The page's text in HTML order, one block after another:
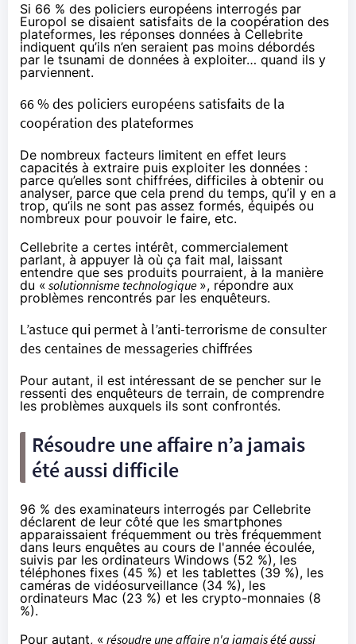
Si 66 % des policiers européens interrogés par
Europol se disaient satisfaits de la coopération des
plateformes, les réponses données à Cellebrite
indiquent qu’ils n’en seraient pas moins débordés
par le tsunami de données à exploiter… quand ils y
parviennent.
66 % des policiers européens satisfaits de la
coopération des plateformes
De nombreux facteurs limitent en effet leurs
capacités à extraire puis exploiter les données :
parce qu’elles sont chiffrées, difficiles à obtenir ou
analyser, parce que cela prend du temps, qu’il y en a
trop, qu’ils ne sont pas assez formés, équipés ou
nombreux pour pouvoir le faire, etc.
Cellebrite a certes intérêt, commercialement
parlant, à appuyer là où ça fait mal, laissant
entendre que ses produits pourraient, à la manière
du « solutionnisme technologique », répondre aux
problèmes rencontrés par les enquêteurs.
L’astuce qui permet à l’anti-terrorisme de consulter
des centaines de messageries chiffrées
Pour autant, il est intéressant de se pencher sur le
ressenti des enquêteurs de terrain, de comprendre
les problèmes auxquels ils sont confrontés.
Résoudre une affaire n’a jamais
été aussi difficile
96 % des examinateurs interrogés par Cellebrite
déclarent de leur côté que les smartphones
apparaissaient fréquemment ou très fréquemment
dans leurs enquêtes au cours de l'année écoulée,
suivis par les ordinateurs Windows (52 %), les
téléphones fixes (45 %) et les tablettes (39 %), les
caméras de vidéosurveillance (34 %), les
ordinateurs Mac (23 %) et les crypto-monnaies (8
%).
Pour autant, « résoudre une affaire n'a jamais été aussi